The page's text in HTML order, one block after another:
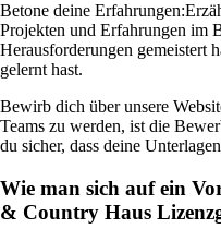
Betone deine Erfahrungen:
Projekten und Erfahrungen im
Herausforderungen gemeistert
gelernt hast.
Bewirb dich über unsere
Teams zu werden, ist die
du sicher, dass deine
Wie man sich auf ein
& Country Haus